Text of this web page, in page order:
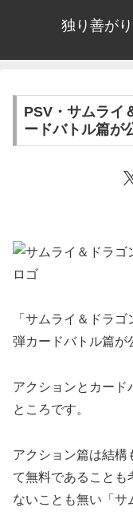
独り善が
PSV・サムライ
ードバトル篇が
「サムライ＆ドラ
弾カードバトル篇が
アクションとカード
ところです。
アクション篇は結構
て無料であることも
ないことも無い「サ